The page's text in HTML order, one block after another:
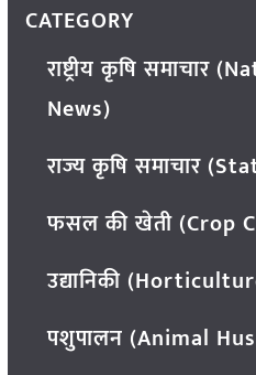
CATEGORY
राष्ट्रीय कृषि समाचार
News)
राज्य कृषि समाचार
फसल की खेती (Crop
उद्यानिकी
पशुपालन (Animal